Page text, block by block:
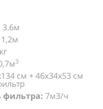
3.6м
1,2м
3
см + 46х34х53 см
фильтра: 7м3/ч